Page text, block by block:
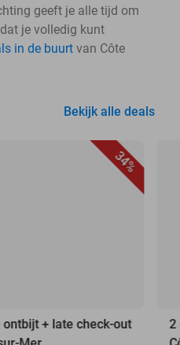
geeft je alle tijd om
je volledig kunt
in de buurt van Côte
Bekijk alle deals
34%
+ late check-out
2